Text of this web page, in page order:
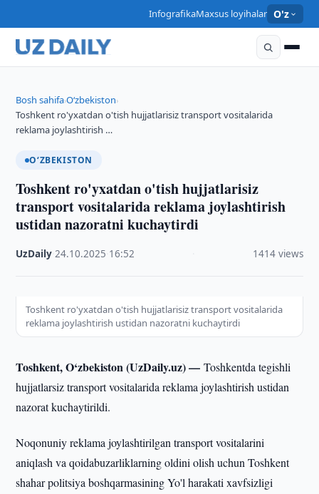
InfografikaMaxsus loyihalar O'z
Bosh sahifa›O‘zbekiston›
Toshkent ro'yxatdan o'tish hujjatlarisiz transport vositalarida
reklama joylashtirish …
O‘ZBEKISTON
Toshkent ro'yxatdan o'tish hujjatlarisiz
transport vositalarida reklama joylashtirish
ustidan nazoratni kuchaytirdi
UzDaily ·24.10.2025 16:52 1414 views
Toshkent ro'yxatdan o'tish hujjatlarisiz transport vositalarida
reklama joylashtirish ustidan nazoratni kuchaytirdi
Toshkent, O‘zbekiston (UzDaily.uz) —Toshkentda tegishli
hujjatlarsiz transport vositalarida reklama joylashtirish ustidan
nazorat kuchaytirildi.
Noqonuniy reklama joylashtirilgan transport vositalarini
aniqlash va qoidabuzarliklarning oldini olish uchun Toshkent
shahar politsiya boshqarmasining Yo'l harakati xavfsizligi